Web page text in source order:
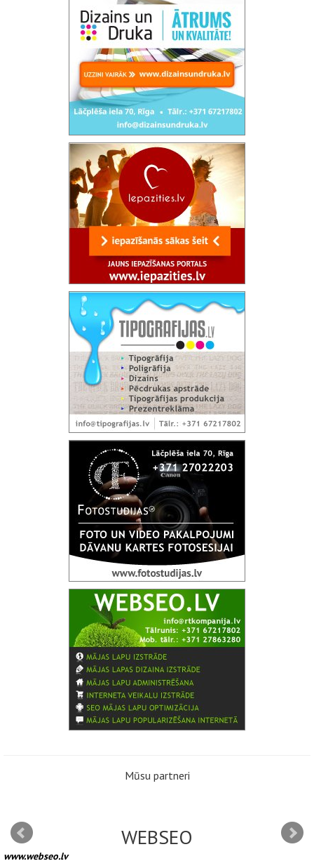
Mūsu partneri
WEBSEO
www.webseo.lv